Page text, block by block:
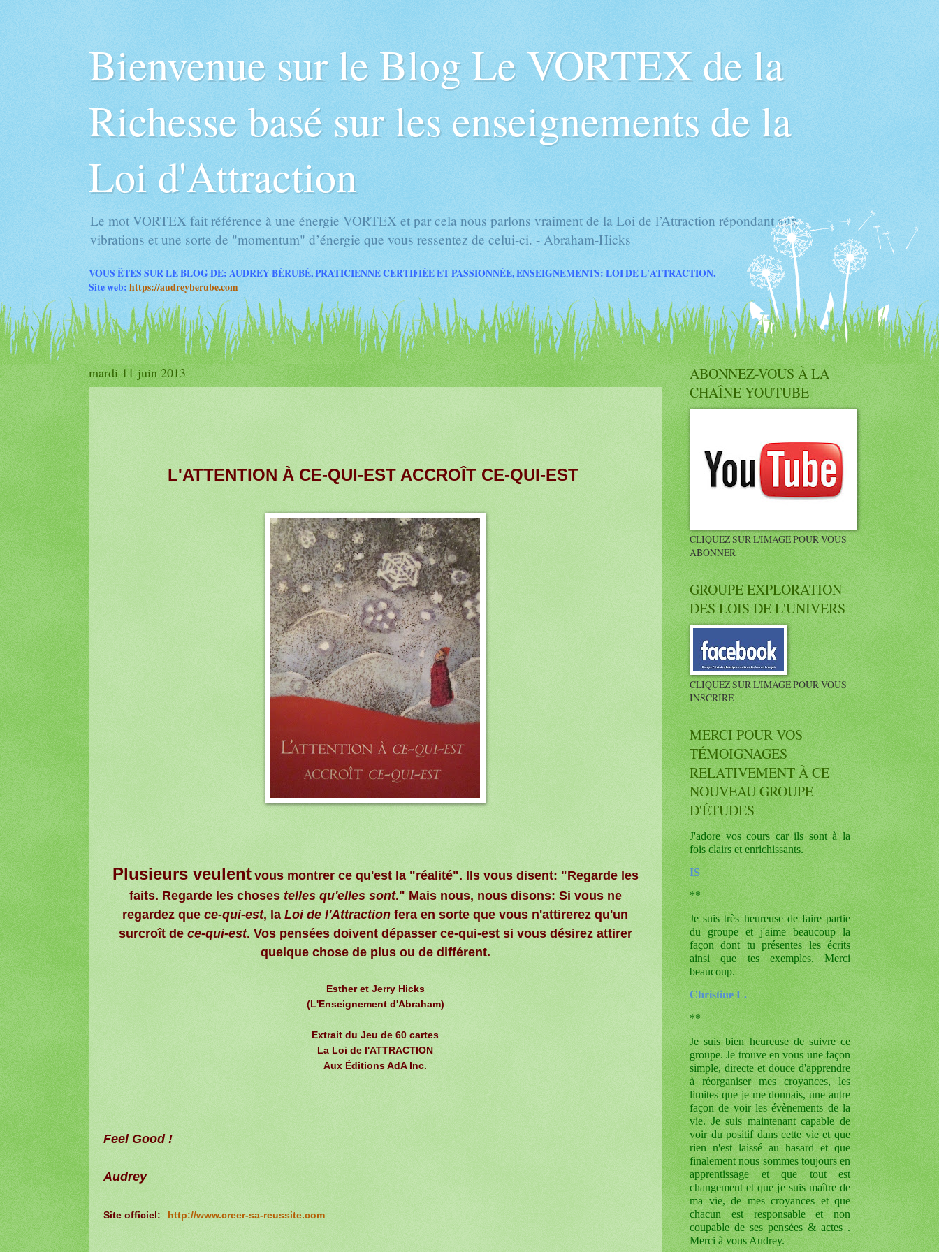
Bienvenue sur le Blog Le VORTEX de la
Richesse basé sur les enseignements de la
Loi d'Attraction
Le mot VORTEX fait référence à une énergie VORTEX et par cela nous parlons vraiment de la Loi de l’Attraction répondant aux
vibrations et une sorte de "momentum" d’énergie que vous ressentez de celui-ci. - Abraham-Hicks
VOUS ÊTES SUR LE BLOG DE: AUDREY BÉRUBÉ, PRATICIENNE CERTIFIÉE ET PASSIONNÉE, ENSEIGNEMENTS: LOI DE L'ATTRACTION.
Site web: https://audreyberube.com
mardi 11 juin 2013
L'ATTENTION À CE-QUI-EST ACCROÎT CE-QUI-EST
Plusieurs veulent vous montrer ce qu'est la "réalité". Ils vous disent: "Regarde les
faits. Regarde les choses telles qu'elles sont." Mais nous, nous disons: Si vous ne
regardez que ce-qui-est, la Loi de l'Attraction fera en sorte que vous n'attirerez qu'un
surcroît de ce-qui-est. Vos pensées doivent dépasser ce-qui-est si vous désirez attirer
quelque chose de plus ou de différent.
Esther et Jerry Hicks
(L'Enseignement d'Abraham)
Extrait du Jeu de 60 cartes
La Loi de l'ATTRACTION
Aux Éditions AdA Inc.
Feel Good !
Audrey
Site officiel: http://www.creer-sa-reussite.com
ABONNEZ-VOUS À LA
CHAÎNE YOUTUBE
CLIQUEZ SUR L'IMAGE POUR VOUS
ABONNER
GROUPE EXPLORATION
DES LOIS DE L'UNIVERS
CLIQUEZ SUR L'IMAGE POUR VOUS
INSCRIRE
MERCI POUR VOS
TÉMOIGNAGES
RELATIVEMENT À CE
NOUVEAU GROUPE
D'ÉTUDES
J'adore vos cours car ils sont à la
fois clairs et enrichissants.
IS
**
Je suis très heureuse de faire partie
du groupe et j'aime beaucoup la
façon dont tu présentes les écrits
ainsi que tes exemples. Merci
beaucoup.
Christine L.
**
Je suis bien heureuse de suivre ce
groupe. Je trouve en vous une façon
simple, directe et douce d'apprendre
à réorganiser mes croyances, les
limites que je me donnais, une autre
façon de voir les évènements de la
vie. Je suis maintenant capable de
voir du positif dans cette vie et que
rien n'est laissé au hasard et que
finalement nous sommes toujours en
apprentissage et que tout est
changement et que je suis maître de
ma vie, de mes croyances et que
chacun est responsable et non
coupable de ses pensées & actes .
Merci à vous Audrey.